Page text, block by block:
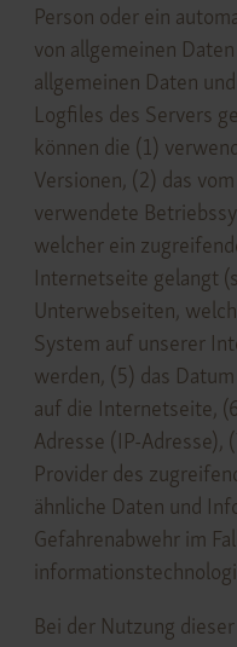
Person oder ein
von allgemeinen
allgemeinen Daten
Logfiles des Servers
können die (1)
Versionen, (2) das
verwendete
welcher ein
Internetseite gelangt
Unterwebseiten,
System auf unserer
werden, (5) das
auf die Internetseite,
Adresse (IP-
Provider des
ähnliche Daten und
Gefahrenabwehr im
Bei der Nutzung